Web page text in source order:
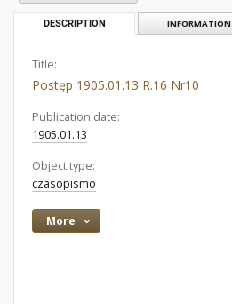
DESCRIPTION INFORMATION
Title:
Postęp 1905.01.13 R.16 Nr10
Publication date:
1905.01.13
Object type:
czasopismo
More